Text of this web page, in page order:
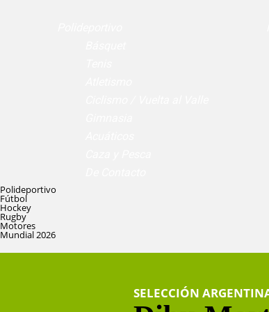
Polideportivo
Fútbol
Hockey
Rugby
Motores
Mundial 2026
SELECCIÓN